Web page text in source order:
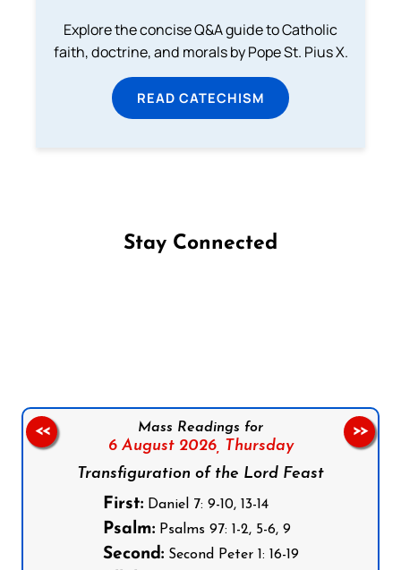
Explore the concise Q&A guide to Catholic
faith, doctrine, and morals by Pope St. Pius X.
READ CATECHISM
Stay Connected
Mass Readings for
6 August 2026, Thursday
Transfiguration of the Lord Feast
First:Daniel 7: 9-10, 13-14
Psalm:Psalms 97: 1-2, 5-6, 9
Second:Second Peter 1: 16-19
<< >>